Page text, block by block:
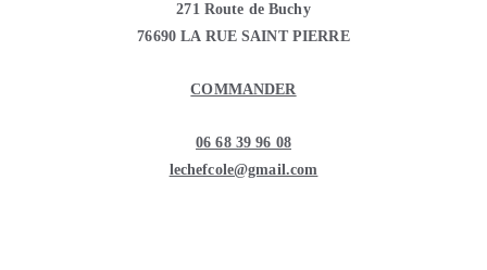
271 Route de Buchy
76690 LA RUE SAINT PIERRE
COMMANDER
06 68 39 96 08
lechefcole@gmail.com